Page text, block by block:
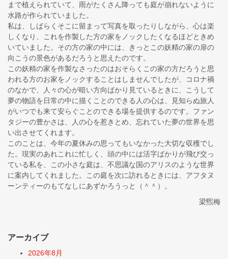
まで植えられていて、雨がたくさん降っても庭が崩れないように
水路が作られていました。
私は、しばらくそこに留まって写真を取ったりしながら、心は楽
しくなり、これを作製した方の家をノックしたくなるほどときめ
いていました。その方の家の中には、きっとこの妖精の家の扉の
向こうの景色があるだろうと思えたのです。
この妖精の家を作製なさったのはおそらくこの家の方だろうと思
われる方のお家をノックすることはしませんでしたが、コロナ禍
のなかで、人々の心が暗い方向ばかり見ているときに、こうして
夢の物語を日常の中に描くことのできる人の心は、見知らぬ旅人
がいつでも来て安らぐことのできる場を提供するのです。ファン
タジーの豊かさは、人の心を惹きとめ、忘れていた夢の世界を思
い出させてくれます。
このことは、今年の夏休みの思ってもいなかった大切な収穫でし
た。現実のあれこれに忙しく、頭の中には活字ばかりが飛び交っ
ている私を、この小さな庭は、不思議な国のアリスのような世界
に案内してくれました。この庭を次に訪れるときには、アフタヌ
ーンティーのもてなしにあずかろうっと（＾＾）。
梁煕梅
アーカイブ
2026年8月